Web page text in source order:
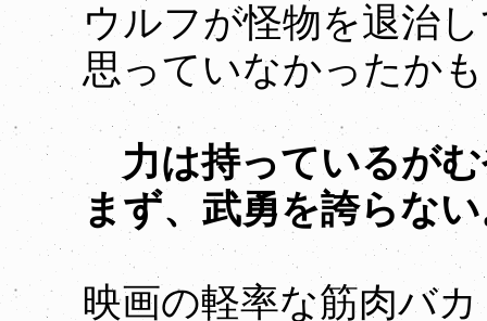
ウルフが怪物を退治
思っていなかったか
力は持っているが
まず、武勇を誇らな
映画の軽率な筋肉バ